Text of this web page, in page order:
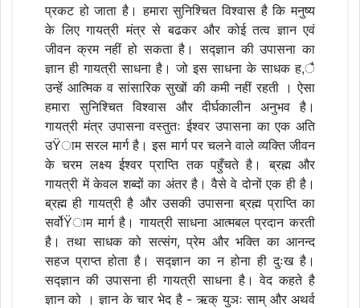
प्रकट हो जाता है। हमारा सुनिश्चित विश्वास है कि मनुष्य
के लिए गायत्री मंत्र से बढकर और कोई तत्व ज्ञान एवं
जीवन क्रम नहीं हो सकता है। सद्ज्ञान की उपासना का
ज्ञान ही गायत्री साधना है। जो इस साधना के साधक ह,ै
उन्हें आत्मिक व सांसारिक सुखों की कमी नहीं रहती । ऐसा
हमारा सुनिश्चित विश्वास और दीर्घकालीन अनुभव है।
गायत्री मंत्र उपासना वस्तुतः ईश्वर उपासना का एक अति
उŸाम सरल मार्ग है। इस मार्ग पर चलने वाले व्यक्ति जीवन
के चरम लक्ष्य ईश्वर प्राप्ति तक पहुँचते है। ब्रह्म और
गायत्री में केवल शब्दों का अंतर है। वैसे वे दोनों एक ही है।
ब्रह्म ही गायत्री है और उसकी उपासना ब्रह्म प्राप्ति का
सर्वोŸाम मार्ग है। गायत्री साधना आत्मबल प्रदान करती
है। तथा साधक को सत्संग, प्रेम और भक्ति का आनन्द
सहज प्राप्त होता है। सद्ज्ञान का न होना ही दुःख है।
सद्ज्ञान की उपासना ही गायत्री साधना है। वेद कहते है
ज्ञान को । ज्ञान के चार भेद है - ऋक् युञः साम् और अथर्व